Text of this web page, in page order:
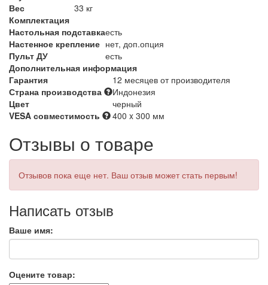
Вес
33 кг
Комплектация
Настольная подставкаесть
Настенное крепление нет, доп.опция
Пульт ДУ
есть
Дополнительная информация
Гарантия
12 месяцев от производителя
Страна производства
Индонезия
Цвет
черный
VESA совместимость
400 x 300 мм
Отзывы о товаре
Отзывов пока еще нет. Ваш отзыв может стать первым!
Написать отзыв
Ваше имя:
Оцените товар: